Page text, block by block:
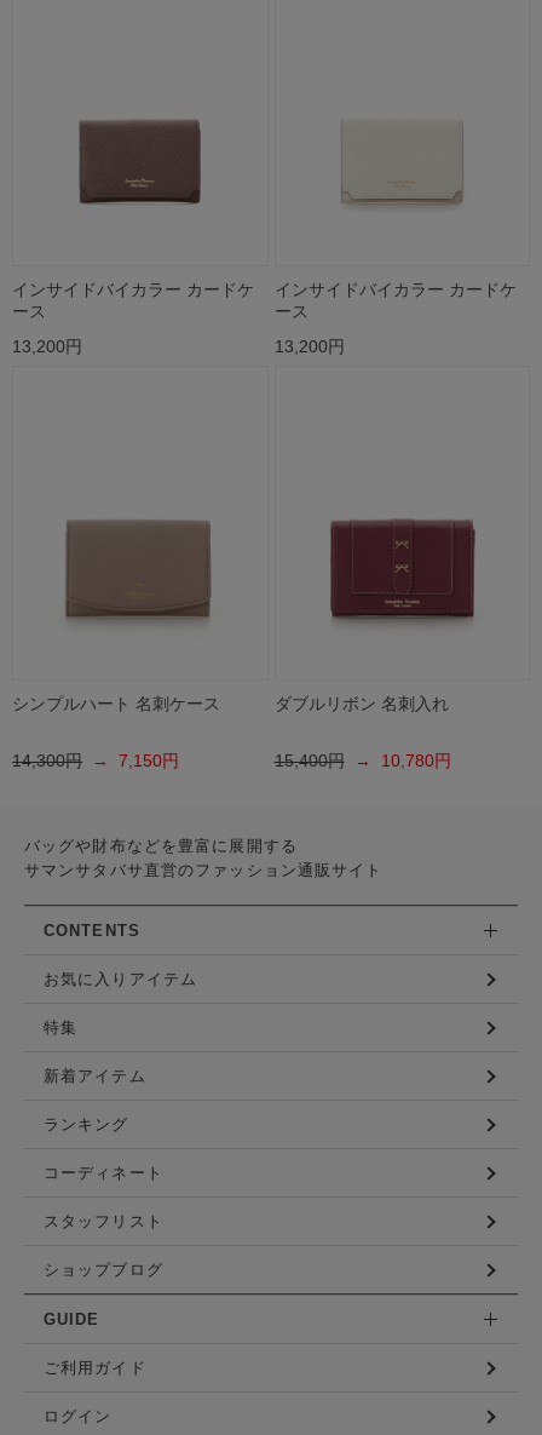
インサイドバイカラー カードケ
ース
13,200円
インサイドバイカラー カードケ
ース
13,200円
シンプルハート 名刺ケース
14,300円 → 7,150円
ダブルリボン 名刺入れ
15,400円→ 10,780円
バッグや財布などを豊富に展開する
サマンサタバサ直営のファッション通販サイト
CONTENTS
お気に入りアイテム
特集
新着アイテム
ランキング
コーディネート
スタッフリスト
ショップブログ
GUIDE
ご利用ガイド
ログイン